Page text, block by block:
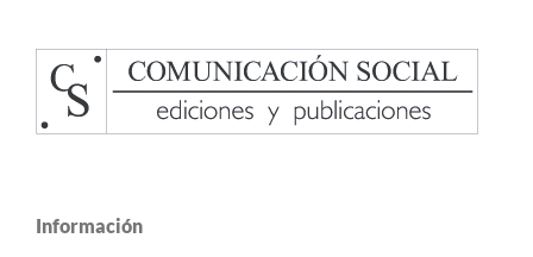
Información